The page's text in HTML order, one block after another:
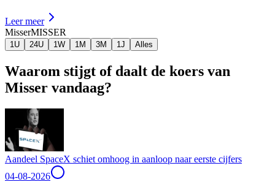
Leer meer
MisserMISSER
1U 24U 1W 1M 3M 1J Alles
Waarom stijgt of daalt de koers van
Misser vandaag?
Aandeel SpaceX schiet omhoog in aanloop naar eerste cijfers
04-08-2026